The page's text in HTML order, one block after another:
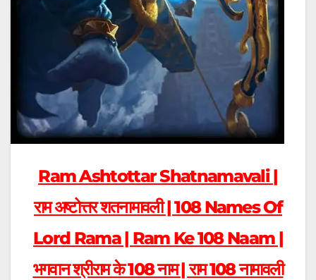
Ram Ashtottar Shatnamavali |
राम अष्टोत्तर शतनामावली |108 Names Of
Lord Rama | Ram Ke 108 Naam |
भगवान श्रीराम के 108 नाम | राम 108 नामावली